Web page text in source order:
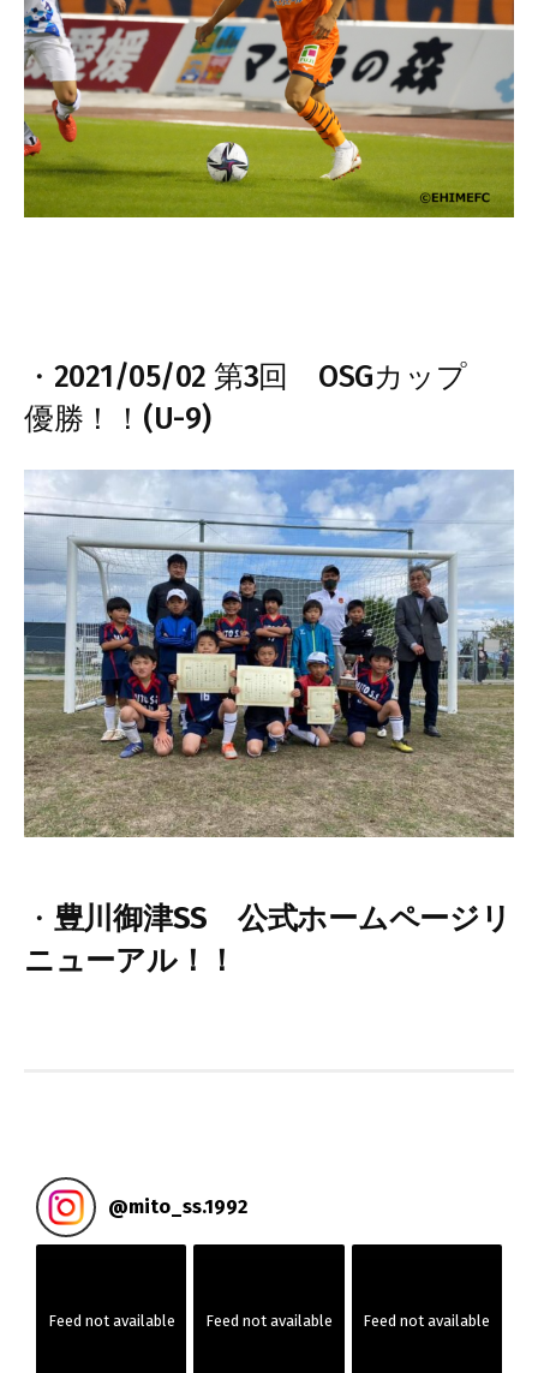
・2021/05/02 第3回 OSGカップ
優勝！！(U-9)
・ 豊川御津SS 公式ホームページリ
ニューアル！！
@mito_ss.1992
Feed not available Feed not available Feed not available